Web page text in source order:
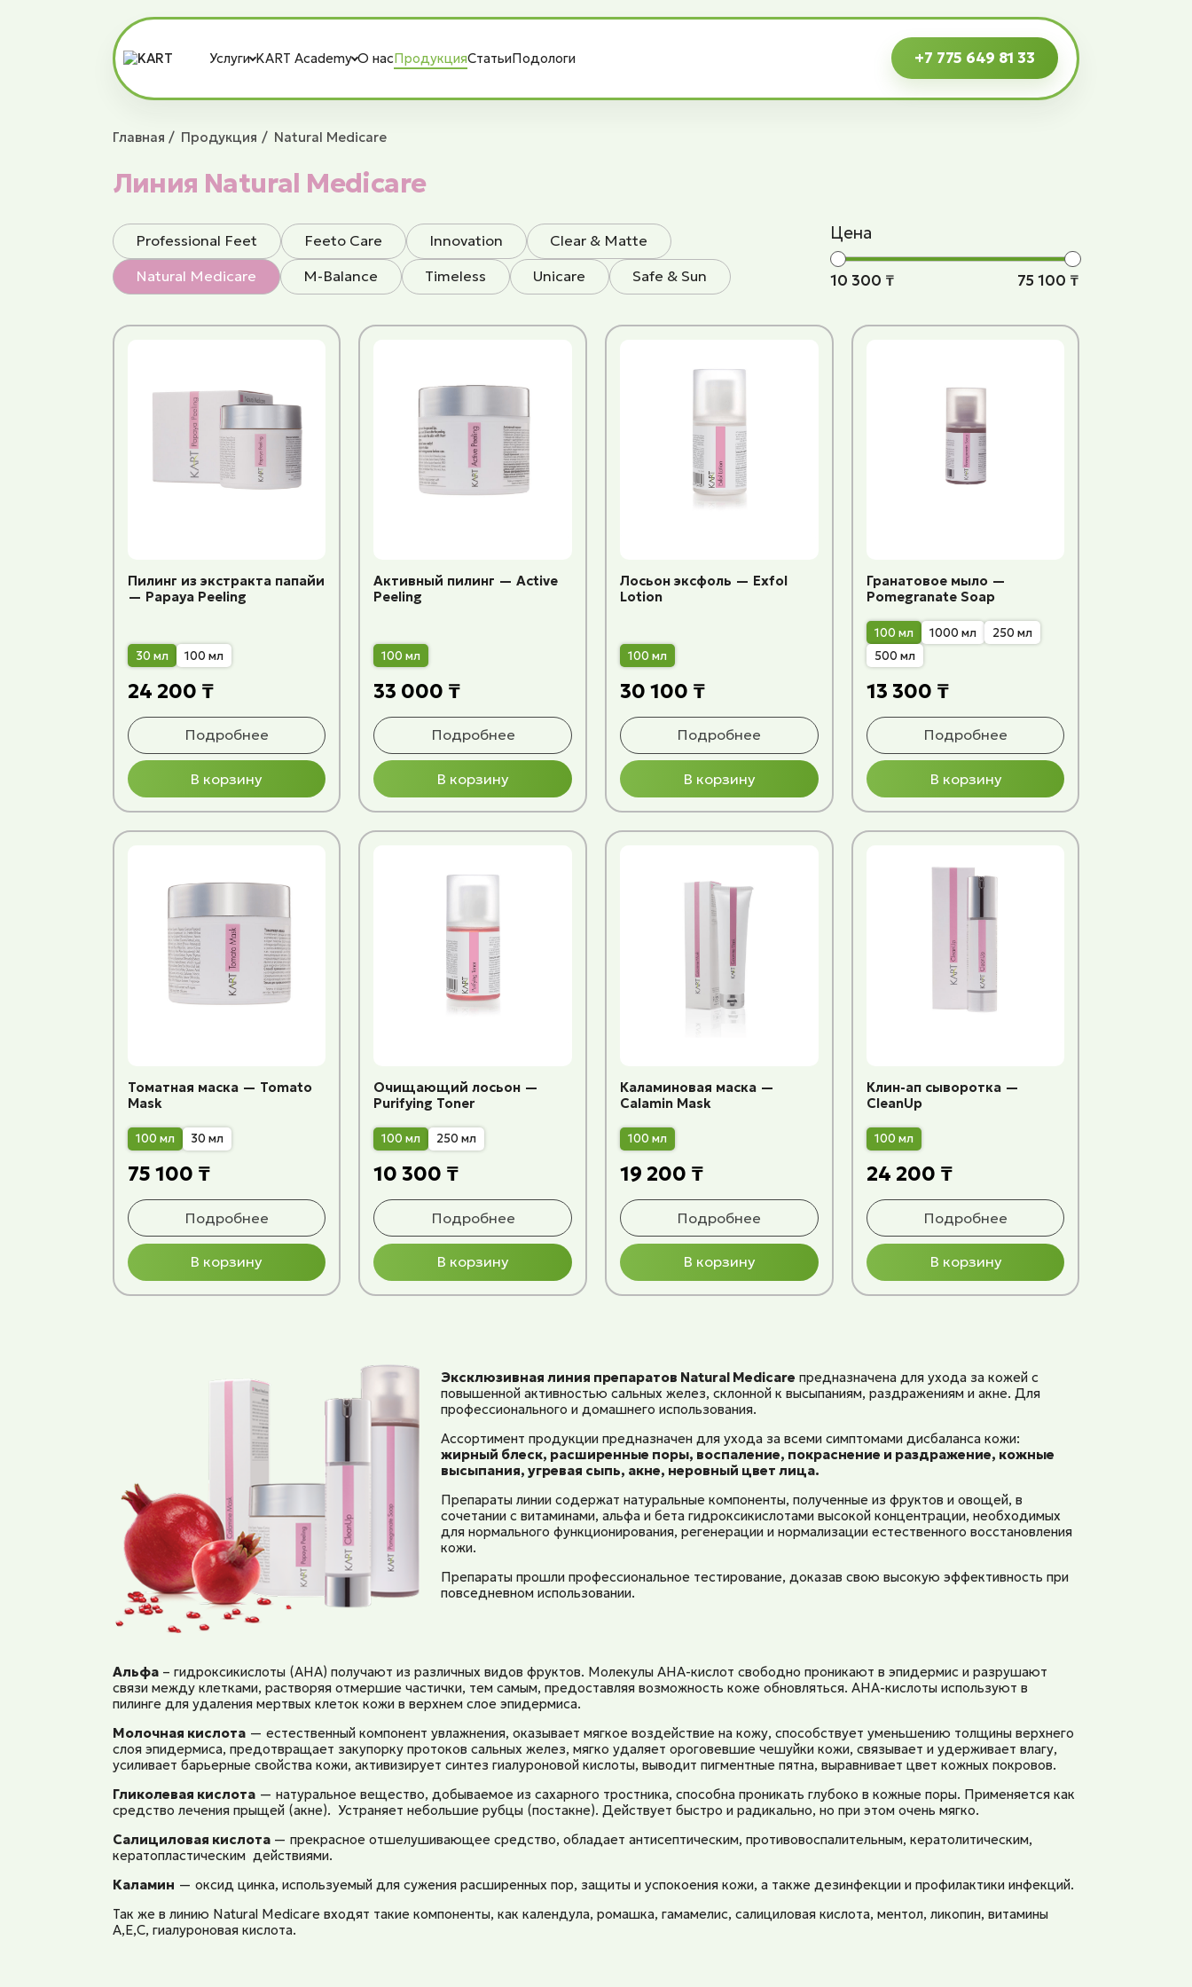
Услуги KART Academy О насПродукцияСтатьиПодологи +7 775 649 81 33
Главная Продукция Natural Medicare
Линия Natural Medicare
Professional Feet Feeto Сare Innovation
Сlear & Matte
Natural Medicare
M-Balance Timeless Unicare Safe & Sun
Цена
10 300 ₸ 75 100 ₸
Пилинг из экстракта папайи
— Papaya Peeling
30 мл 100 мл
24 200 ₸
Подробнее
В корзину
Активный пилинг — Active
Peeling
100 мл
33 000 ₸
Подробнее
В корзину
Лосьон эксфоль — Exfol
Lotion
100 мл
30 100 ₸
Подробнее
В корзину
Гранатовое мыло —
Pomegranate Soap
100 мл 1000 мл
250 мл
500 мл
13 300 ₸
Подробнее
В корзину
Томатная маска — Tomato
Mask
100 мл 30 мл
75 100 ₸
Подробнее
В корзину
Очищающий лосьон —
Purifying Toner
100 мл 250 мл
10 300 ₸
Подробнее
В корзину
Каламиновая маска —
Calamin Mask
100 мл
19 200 ₸
Подробнее
В корзину
Клин-ап сыворотка —
CleanUp
100 мл
24 200 ₸
Подробнее
В корзину
Эксклюзивная линия препаратов Natural Medicare предназначена для ухода за кожей с
повышенной активностью сальных желез, склонной к высыпаниям, раздражениям и акне. Для
профессионального и домашнего использования.
Ассортимент продукции предназначен для ухода за всеми симптомами дисбаланса кожи:
жирный блеск, расширенные поры, воспаление, покраснение и раздражение, кожные
высыпания, угревая сыпь, акне, неровный цвет лица.
Препараты линии содержат натуральные компоненты, полученные из фруктов и овощей, в
сочетании с витаминами, альфа и бета гидроксикислотами высокой концентрации, необходимых
для нормального функционирования, регенерации и нормализации естественного восстановления
кожи.
Препараты прошли профессиональное тестирование, доказав свою высокую эффективность при
повседневном использовании.
Альфа– гидроксикислоты (AHA) получают из различных видов фруктов. Молекулы AHA-кислот свободно проникают в эпидермис и разрушают
связи между клетками, растворяя отмершие частички, тем самым, предоставляя возможность коже обновляться. AHA-кислоты используют в
пилинге для удаления мертвых клеток кожи в верхнем слое эпидермиса.
Молочная кислота— естественный компонент увлажнения, оказывает мягкое воздействие на кожу, способствует уменьшению толщины верхнего
слоя эпидермиса, предотвращает закупорку протоков сальных желез, мягко удаляет ороговевшие чешуйки кожи, связывает и удерживает влагу,
усиливает барьерные свойства кожи, активизирует синтез гиалуроновой кислоты, выводит пигментные пятна, выравнивает цвет кожных покровов.
Гликолевая кислота— натуральное вещество, добываемое из сахарного тростника, способна проникать глубоко в кожные поры. Применяется как
средство лечения прыщей (акне). Устраняет небольшие рубцы (постакне). Действует быстро и радикально, но при этом очень мягко.
Салициловая кислота — прекрасное отшелушивающее средство, обладает антисептическим, противовоспалительным, кератолитическим,
кератопластическим действиями.
Каламин — оксид цинка, используемый для сужения расширенных пор, защиты и успокоения кожи, а также дезинфекции и профилактики инфекций.
Так же в линию Natural Medicare входят такие компоненты, как календула, ромашка, гамамелис, салициловая кислота, ментол, ликопин, витамины
А,Е,С, гиалуроновая кислота.